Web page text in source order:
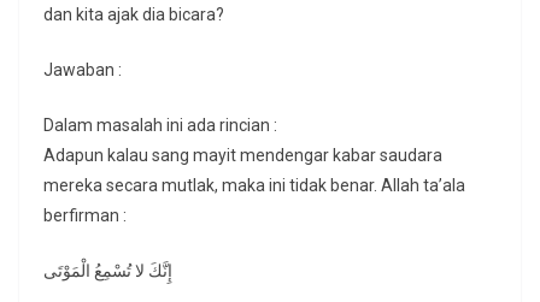
dan kita ajak dia bicara?
Jawaban :
Dalam masalah ini ada rincian :
Adapun kalau sang mayit mendengar kabar saudara
mereka secara mutlak, maka ini tidak benar. Allah ta’ala
berfirman :
إِنَّكَ لا تُسْمِعُ الْمَوْتَى